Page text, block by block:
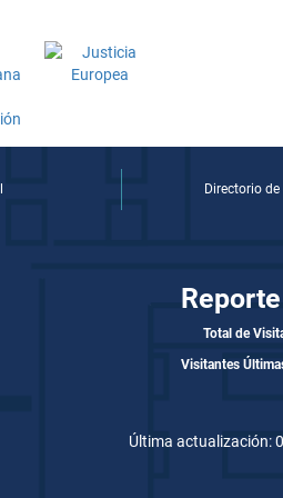
Directorio
Total de
Visitantes
Última actualización: